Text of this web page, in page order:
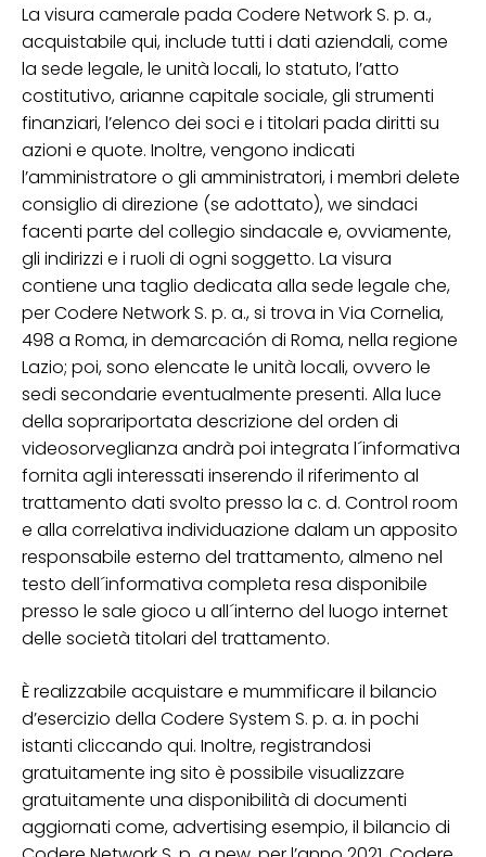
La visura camerale pada Codere Network S. p. a.,
acquistabile qui, include tutti i dati aziendali, come
la sede legale, le unità locali, lo statuto, l’atto
costitutivo, arianne capitale sociale, gli strumenti
finanziari, l’elenco dei soci e i titolari pada diritti su
azioni e quote. Inoltre, vengono indicati
l’amministratore o gli amministratori, i membri delete
consiglio di direzione (se adottato), we sindaci
facenti parte del collegio sindacale e, ovviamente,
gli indirizzi e i ruoli di ogni soggetto. La visura
contiene una taglio dedicata alla sede legale che,
per Codere Network S. p. a., si trova in Via Cornelia,
498 a Roma, in demarcación di Roma, nella regione
Lazio; poi, sono elencate le unità locali, ovvero le
sedi secondarie eventualmente presenti. Alla luce
della soprariportata descrizione del orden di
videosorveglianza andrà poi integrata l´informativa
fornita agli interessati inserendo il riferimento al
trattamento dati svolto presso la c. d. Control room
e alla correlativa individuazione dalam un apposito
responsabile esterno del trattamento, almeno nel
testo dell´informativa completa resa disponibile
presso le sale gioco u all´interno del luogo internet
delle società titolari del trattamento.
È realizzabile acquistare e mummificare il bilancio
d’esercizio della Codere System S. p. a. in pochi
istanti cliccando qui. Inoltre, registrandosi
gratuitamente ing sito è possibile visualizzare
gratuitamente una disponibilità di documenti
aggiornati come, advertising esempio, il bilancio di